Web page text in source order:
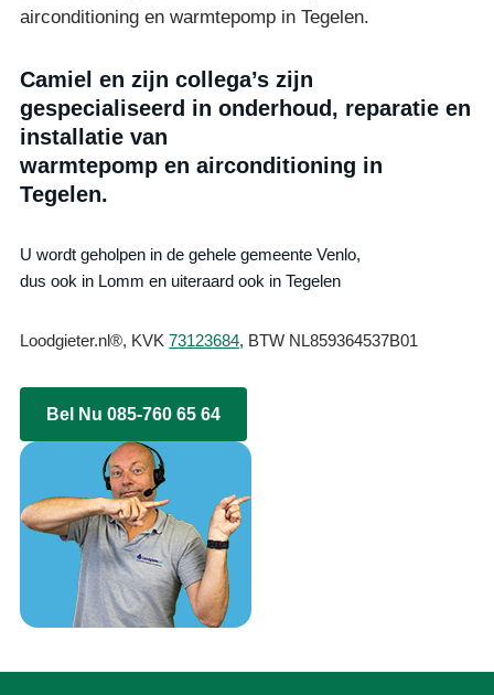
airconditioning en warmtepomp in Tegelen.
Camiel en zijn collega’s zijn
gespecialiseerd in onderhoud, reparatie en
installatie van
warmtepomp en airconditioning in
Tegelen.
U wordt geholpen in de gehele gemeente Venlo,
dus ook in Lomm en uiteraard ook in Tegelen
Loodgieter.nl®, KVK73123684, BTW NL859364537B01
Bel Nu 085-760 65 64